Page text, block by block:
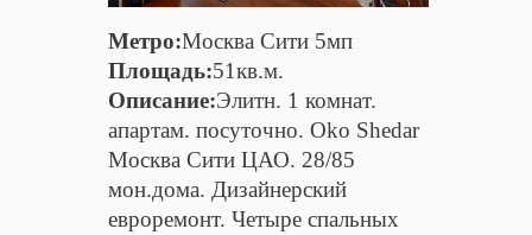
Метро:Москва Сити 5мп
Площадь:51кв.м.
Описание:Элитн. 1 комнат.
апартам. посуточно. Oko Shedar
Москва Сити ЦАО. 28/85
мон.дома. Дизайнерский
евроремонт. Четыре спальных